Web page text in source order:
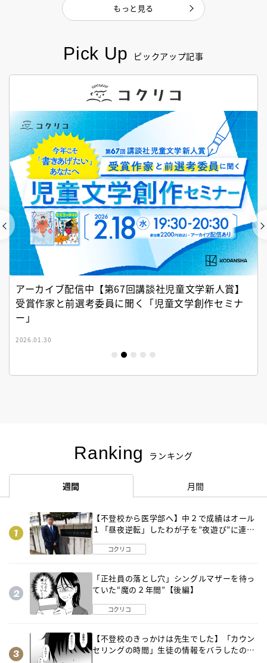
Pick Up ピックアップ記事
アーカイブ配信中【第67回講談社児童文学新人賞】
受賞作家と前選考委員に聞く「児童文学創作セミナ
ー」
2026.01.30
Ranking ランキング
週間 月間
【不登校から医学部へ】中２で成績はオール
１「昼夜逆転」したわが子を”夜遊び”に連れ
コクリコ
「正社員の落とし穴」シングルマザーを待っ
ていた“魔の２年間”【後編】
コクリコ
【不登校のきっかけは先生でした】「カウン
セリングの時間」生徒の情報をバラしたの
もっと見る